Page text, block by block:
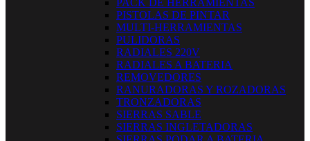
PACK DE HERRAMIENTAS
PISTOLAS DE PINTAR
MULTI-HERRAMIENTAS
PULIDORAS
RADIALES 220V
RADIALES A BATERIA
REMOVEDORES
RANURADORAS Y ROZADORAS
TRONZADORAS
SIERRAS SABLE
SIERRAS INGLETADORAS